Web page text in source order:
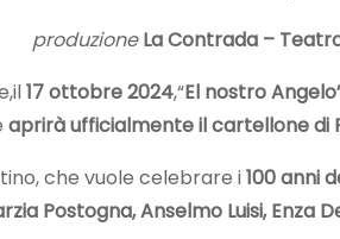
produzioneLa Contrada –
17ottobre 2024,“El nostro
aprirà ufficialmente il cartellone di
che vuole celebrare i100 anni
Postogna, Anselmo Luisi, Enza